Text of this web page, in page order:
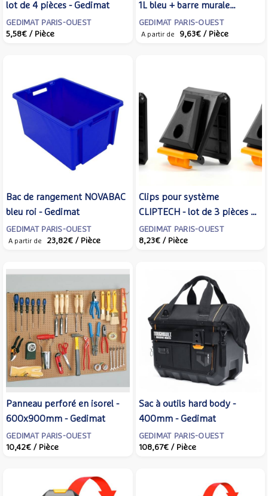
lot de 4 pièces - Gedimat
GEDIMAT PARIS-OUEST
5,58€ / Pièce
1L bleu + barre murale
plastique - Gedimat
GEDIMAT PARIS-OUEST
A partir de 9,63€ / Pièce
Bac de rangement NOVABAC
bleu roi - Gedimat
GEDIMAT PARIS-OUEST
A partir de 23,82€ / Pièce
Clips pour système
CLIPTECH - lot de 3 pièces -
Gedimat
GEDIMAT PARIS-OUEST
8,23€ / Pièce
Panneau perforé en isorel -
600x900mm - Gedimat
GEDIMAT PARIS-OUEST
10,42€ / Pièce
Sac à outils hard body -
400mm - Gedimat
GEDIMAT PARIS-OUEST
108,67€ / Pièce